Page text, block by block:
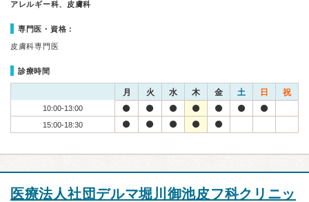
アレルギー科、皮膚科
専門医・資格：
皮膚科専門医
診療時間
月 火 水 木 金 土 日 祝
10:00-13:00
15:00-18:30
医療法人社団デルマ堀川御池皮フ科クリニッ